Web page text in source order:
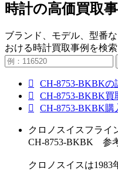
時計の高価買取
ブランド、モデル、型番
おける時計買取事例を検索
CH-8753-BKBKの
CH-8753-BKBK買
CH-8753-BKBK
クロノスイスフライ
CH-8753-BKBK 参
クロノスイスは1983